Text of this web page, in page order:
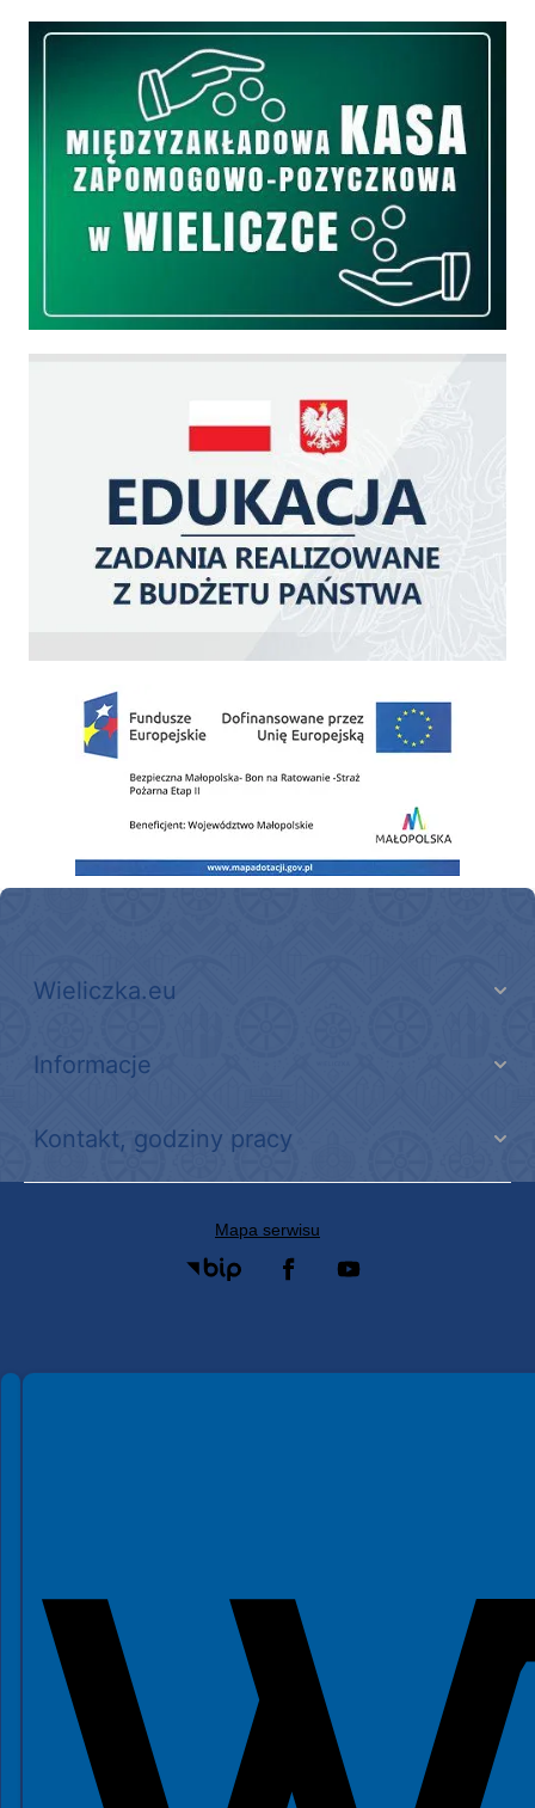
Międzyzakładowa Kasa Zapomogowo - Pożyczkowa
Zakup fabrycznie nowego, średniego samochodu ratowniczo-gaśniczego z
Wieliczka.eu
Informacje
Kontakt, godziny pracy
Mapa serwisu
Spełniamy standardy WCAG 2.2
Spełniamy standardy W3C